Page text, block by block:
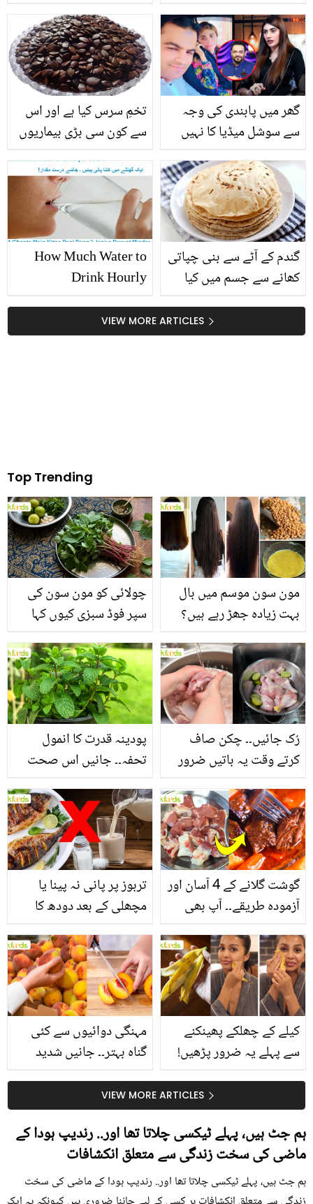
حفاظت کا آزمودہ ٹوٹکا بتا
دیا
کی خوبصورتی بڑھانے کا
آزمودہ نسخہ کیا ہے؟
تخمِ سرس کیا ہے اور اس
سے کون سی بڑی بیماریوں
وہ فوائد جو آپ کی مشکل
آسان کر سکتے ہیں
گھر میں پابندی کی وجہ
سے سوشل میڈیا کا نہیں
عامر لیاقت سے پہلی
ملاقات کہاں ہوئی تھی؟
How Much Water to
Drink Hourly
گندم کے آٹے سے بنی چپاتی
کھانے سے جسم میں کیا
روٹی سے متعلق اہم
معلومات
VIEW MORE ARTICLES
Top Trending
چولائی کو مون سون کی
سپر فوڈ سبزی کیوں کہا
منرلز اور اینٹی آکسیڈنٹس
سے بھرپور اس سبزی کے
فائدے
مون سون موسم میں بال
بہت زیادہ جھڑ رہے ہیں؟
بنانے کے چند قدرتی طریقے
پودینہ قدرت کا انمول
تحفہ۔۔ جانیں اس صحت
انگیز طبی فوائد
رُک جائیں۔۔ چکن صاف
کرتے وقت یہ باتیں ضرور
تربوز پر پانی نہ پینا یا
مچھلی کے بعد دودھ کا
سے متعلق غلط فہمیوں کی
حقیقت کیا ہے اور افواہ
کیا؟
گوشت گلانے کے 4 آسان اور
آزمودہ طریقے۔۔ آپ بھی
بتائے راز
مہنگی دوائیوں سے کئی
گناہ بہتر۔۔ جانیں شدید
کیوں کھانا چاہیے؟
کیلے کے چھلکے پھینکنے
سے پہلے یہ ضرور پڑھیں!
سستا اور قدرتی حلVIEW MORE ARTICLES
ہم جٹ ہیں، پہلے ٹیکسی چلاتا تھا اور.. رندیپ ہودا کے
ماضی کی سخت زندگی سے متعلق انکشافات
ہم جٹ ہیں، پہلے ٹیکسی چلاتا تھا اور.. رندیپ ہودا کے ماضی کی سخت